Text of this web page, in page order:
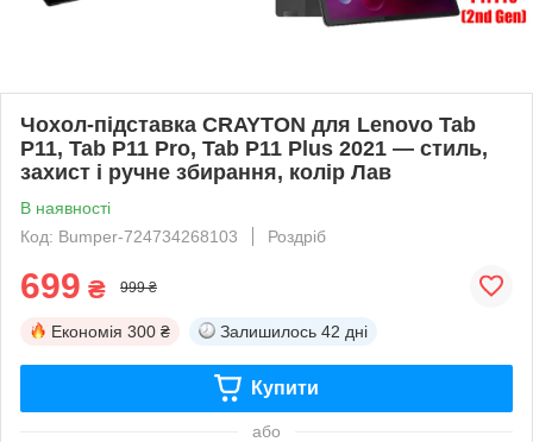
Чохол-підставка CRAYTON для Lenovo Tab
P11, Tab P11 Pro, Tab P11 Plus 2021 — стиль,
захист і ручне збирання, колір Лав
В наявності
Код: Bumper-724734268103
Роздріб
699 ₴ 999 ₴
Економія 300 ₴ Залишилось 42 дні
Купити
або